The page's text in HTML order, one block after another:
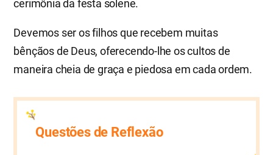
cerimônia da festa solene.
Devemos ser os filhos que recebem muitas
bênçãos de Deus, oferecendo-lhe os cultos de
maneira cheia de graça e piedosa em cada ordem.
Questões de Reflexão